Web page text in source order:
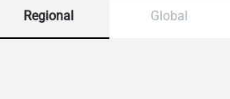
Regional Global